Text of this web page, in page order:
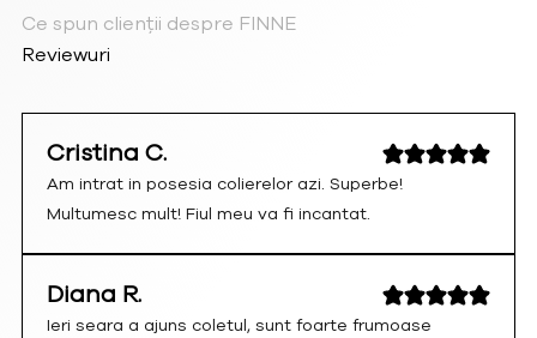
Ce spun clienții despre FINNE
Reviewuri
Cristina C.
Am intrat in posesia colierelor azi. Superbe!
Multumesc mult! Fiul meu va fi incantat.
Diana R.
Ieri seara a ajuns coletul, sunt foarte frumoase